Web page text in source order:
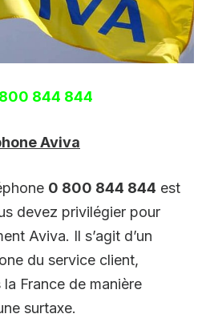
844 844
Aviva
0 800 844 844 est
devez privilégier pour
Aviva. Il s’agit d’un
du service client,
France de manière
surtaxe.